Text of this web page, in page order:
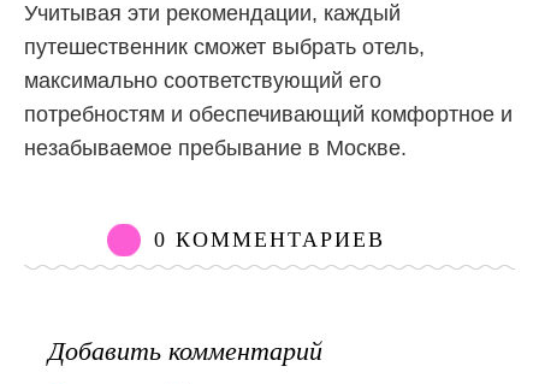
Учитывая эти рекомендации, каждый
путешественник сможет выбрать отель,
максимально соответствующий его
потребностям и обеспечивающий комфортное и
незабываемое пребывание в Москве.
0 КОММЕНТАРИЕВ
Добавить комментарий